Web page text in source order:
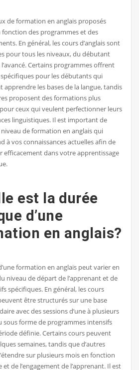
de formation en anglais proposés
des programmes et des
En général, les cours d’anglais sont
pour tous les niveaux, du débutant
Certains programmes offrent
pour les débutants qui
apprendre les bases de la langue, tandis
proposent des formations plus
ceux qui veulent perfectionner leurs
linguistiques. Il est important de
de formation en anglais qui
à vos connaissances actuelles afin de
efficacement dans votre apprentissage
est la durée
d’une
en anglais?
formation en anglais peut varier en
niveau de départ de l’apprenant et de
spécifiques. En général, les cours
être structurés sur une base
avec des sessions d’une à plusieurs
sous forme de programmes intensifs
définie. Certains cours peuvent
semaines, tandis que d’autres
sur plusieurs mois en fonction
de l’engagement de l’apprenant. Il est